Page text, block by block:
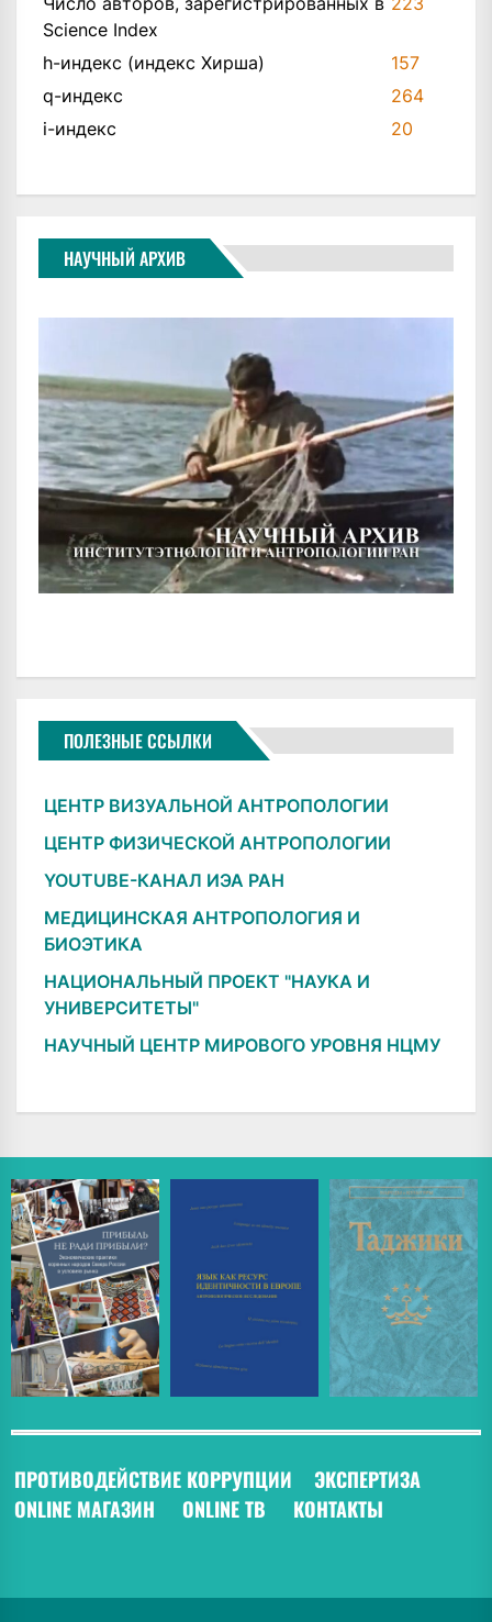
Science Index
h-индекс (индекс Хирша)
157
q-индекс
264
i-индекс
20
НАУЧНЫЙ АРХИВ
ПОЛЕЗНЫЕ ССЫЛКИ
ЦЕНТР ВИЗУАЛЬНОЙ АНТРОПОЛОГИИ
ЦЕНТР ФИЗИЧЕСКОЙ АНТРОПОЛОГИИ
YOUTUBE-КАНАЛ ИЭА РАН
МЕДИЦИНСКАЯ АНТРОПОЛОГИЯ И
БИОЭТИКА
НАЦИОНАЛЬНЫЙ ПРОЕКТ "НАУКА И
УНИВЕРСИТЕТЫ"
НАУЧНЫЙ ЦЕНТР МИРОВОГО УРОВНЯ НЦМУ
ПРОТИВОДЕЙСТВИЕ КОРРУПЦИИ ЭКСПЕРТИЗА
ONLINE МАГАЗИН
ONLINE ТВ КОНТАКТЫ